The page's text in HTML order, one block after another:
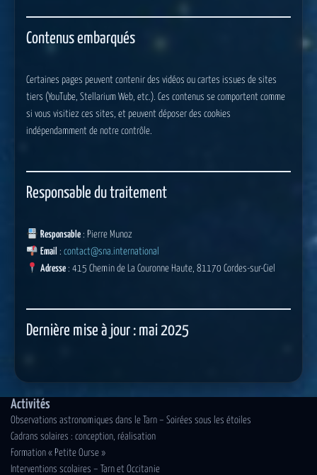
Contenus embarqués
Certaines pages peuvent contenir des vidéos ou cartes issues de sites
tiers (YouTube, Stellarium Web, etc.). Ces contenus se comportent comme
si vous visitiez ces sites, et peuvent déposer des cookies
indépendamment de notre contrôle.
Responsable du traitement
Responsable : Pierre Munoz
Email :contact@sna.international
Adresse : 415 Chemin de La Couronne Haute, 81170 Cordes-sur-Ciel
Dernière mise à jour : mai 2025
Activités
Observations astronomiques dans le Tarn – Soirées sous les étoiles
Cadrans solaires : conception, réalisation
Formation « Petite Ourse »
Interventions scolaires – Tarn et Occitanie